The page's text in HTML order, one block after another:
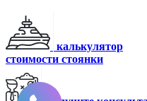
калькулятор
стоимости стоянки